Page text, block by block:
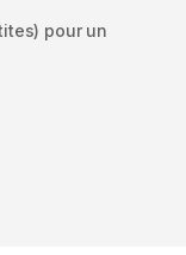
pour un